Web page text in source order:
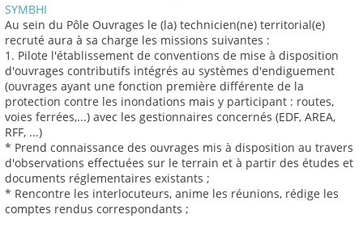
SYMBHI
Au sein du Pôle Ouvrages le (la) technicien(ne) territorial(e)
recruté aura à sa charge les missions suivantes :
1. Pilote l'établissement de conventions de mise à disposition
d'ouvrages contributifs intégrés au systèmes d'endiguement
(ouvrages ayant une fonction première différente de la
protection contre les inondations mais y participant : routes,
voies ferrées,...) avec les gestionnaires concernés (EDF, AREA,
RFF, ...)
* Prend connaissance des ouvrages mis à disposition au travers
d'observations effectuées sur le terrain et à partir des études et
documents réglementaires existants ;
* Rencontre les interlocuteurs, anime les réunions, rédige les
comptes rendus correspondants ;